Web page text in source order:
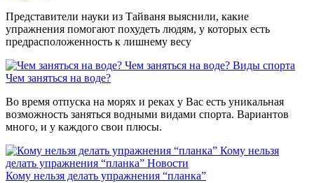
Представители науки из Тайваня выяснили, какие
упражнения помогают похудеть людям, у которых есть
предрасположенность к лишнему весу
Чем заняться на воде? Виды спорта
Чем заняться на воде?
Во время отпуска на морях и реках у Вас есть уникальная
возможность заняться водными видами спорта. Вариантов
много, и у каждого свои плюсы.
Кому нельзя
делать упражнения “планка” Новости
Кому нельзя делать упражнения “планка”